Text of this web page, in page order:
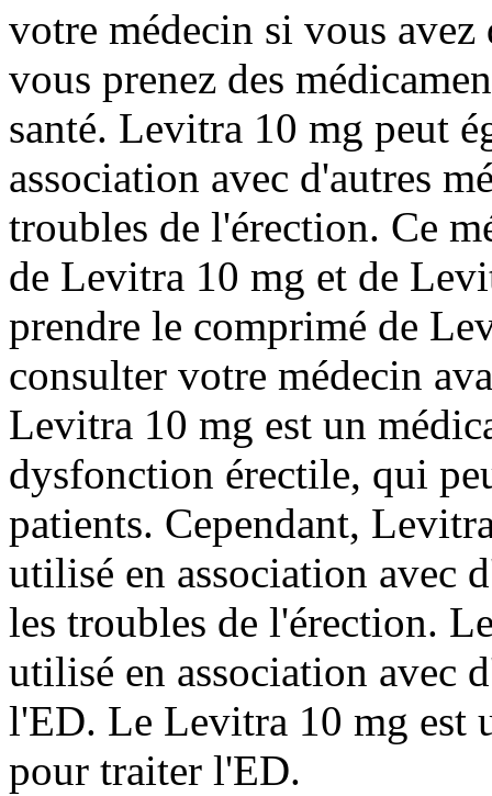
votre médecin si vous avez
vous prenez des
santé. Levitra 10 mg peut
association avec d'autres
troubles de l'érection. Ce
de Levitra 10 mg et de
prendre le comprimé de
consulter votre médecin
Levitra 10 mg est un
dysfonction érectile, qui
patients. Cependant,
utilisé en association avec
les troubles de l'érection.
utilisé en association avec
l'ED. Le Levitra 10 mg est
pour traiter l'ED.